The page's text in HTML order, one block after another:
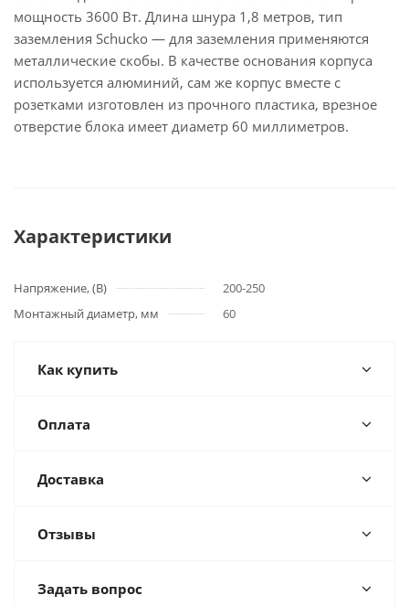
мощность 3600 Вт. Длина шнура 1,8 метров, тип
заземления Schucko — для заземления применяются
металлические скобы. В качестве основания корпуса
используется алюминий, сам же корпус вместе с
розетками изготовлен из прочного пластика, врезное
отверстие блока имеет диаметр 60 миллиметров.
Характеристики
Напряжение, (В)
200-250
Монтажный диаметр, мм
60
Как купить
Оплата
Доставка
Отзывы
Задать вопрос